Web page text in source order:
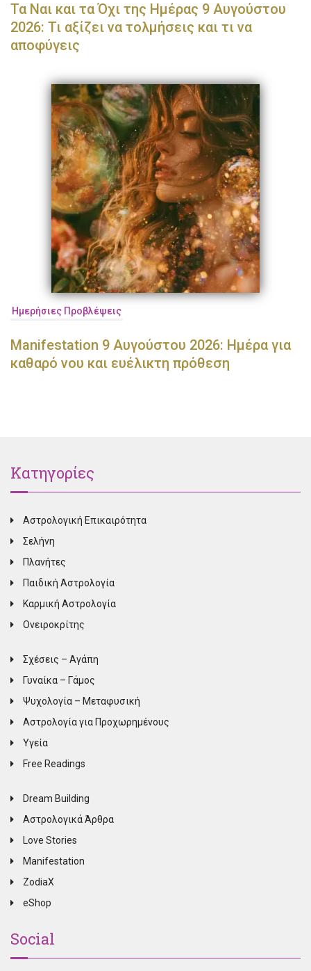
Τα Ναι και τα Όχι της Ημέρας 9 Αυγούστου
2026: Τι αξίζει να τολμήσεις και τι να
αποφύγεις
Ημερήσιες Προβλέψεις
Manifestation 9 Αυγούστου 2026: Ημέρα για
καθαρό νου και ευέλικτη πρόθεση
Κατηγορίες
Αστρολογική Επικαιρότητα
Σελήνη
Πλανήτες
Παιδική Αστρολογία
Καρμική Αστρολογία
Ονειροκρίτης
Σχέσεις – Αγάπη
Γυναίκα – Γάμος
Ψυχολογία – Μεταφυσική
Αστρολογία για Προχωρημένους
Υγεία
Free Readings
Dream Building
Αστρολογικά Άρθρα
Love Stories
Manifestation
ZodiaX
eShop
Social